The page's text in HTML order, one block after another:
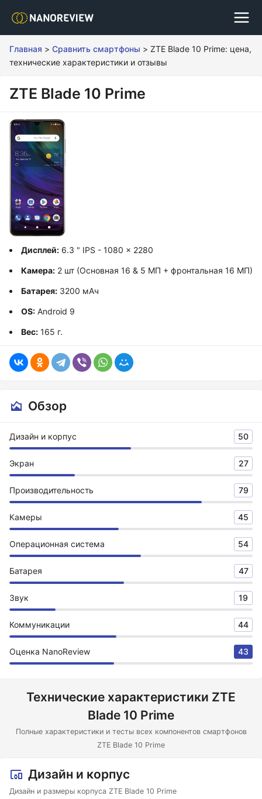
Главная > Сравнить смартфоны > ZTE Blade 10 Prime: цена,
технические характеристики и отзывы
ZTE Blade 10 Prime
Дисплей: 6.3 " IPS - 1080 x 2280
Камера: 2 шт (Основная 16 & 5 МП + фронтальная 16 МП)
Батарея: 3200 мАч
OS: Android 9
Вес: 165 г.
Обзор
Дизайн и корпус 50
Экран 27
Производительность 79
Камеры 45
Операционная система 54
Батарея 47
Звук 19
Коммуникации 44
Оценка NanoReview 43
Технические характеристики ZTE
Blade 10 Prime
Полные характеристики и тесты всех компонентов смартфонов
ZTE Blade 10 Prime
Дизайн и корпус
Дизайн и размеры корпуса ZTE Blade 10 Prime